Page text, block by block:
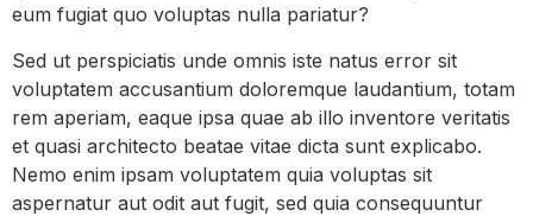
eum fugiat quo voluptas nulla pariatur?
Sed ut perspiciatis unde omnis iste natus error sit
voluptatem accusantium doloremque laudantium, totam
rem aperiam, eaque ipsa quae ab illo inventore veritatis
et quasi architecto beatae vitae dicta sunt explicabo.
Nemo enim ipsam voluptatem quia voluptas sit
aspernatur aut odit aut fugit, sed quia consequuntur